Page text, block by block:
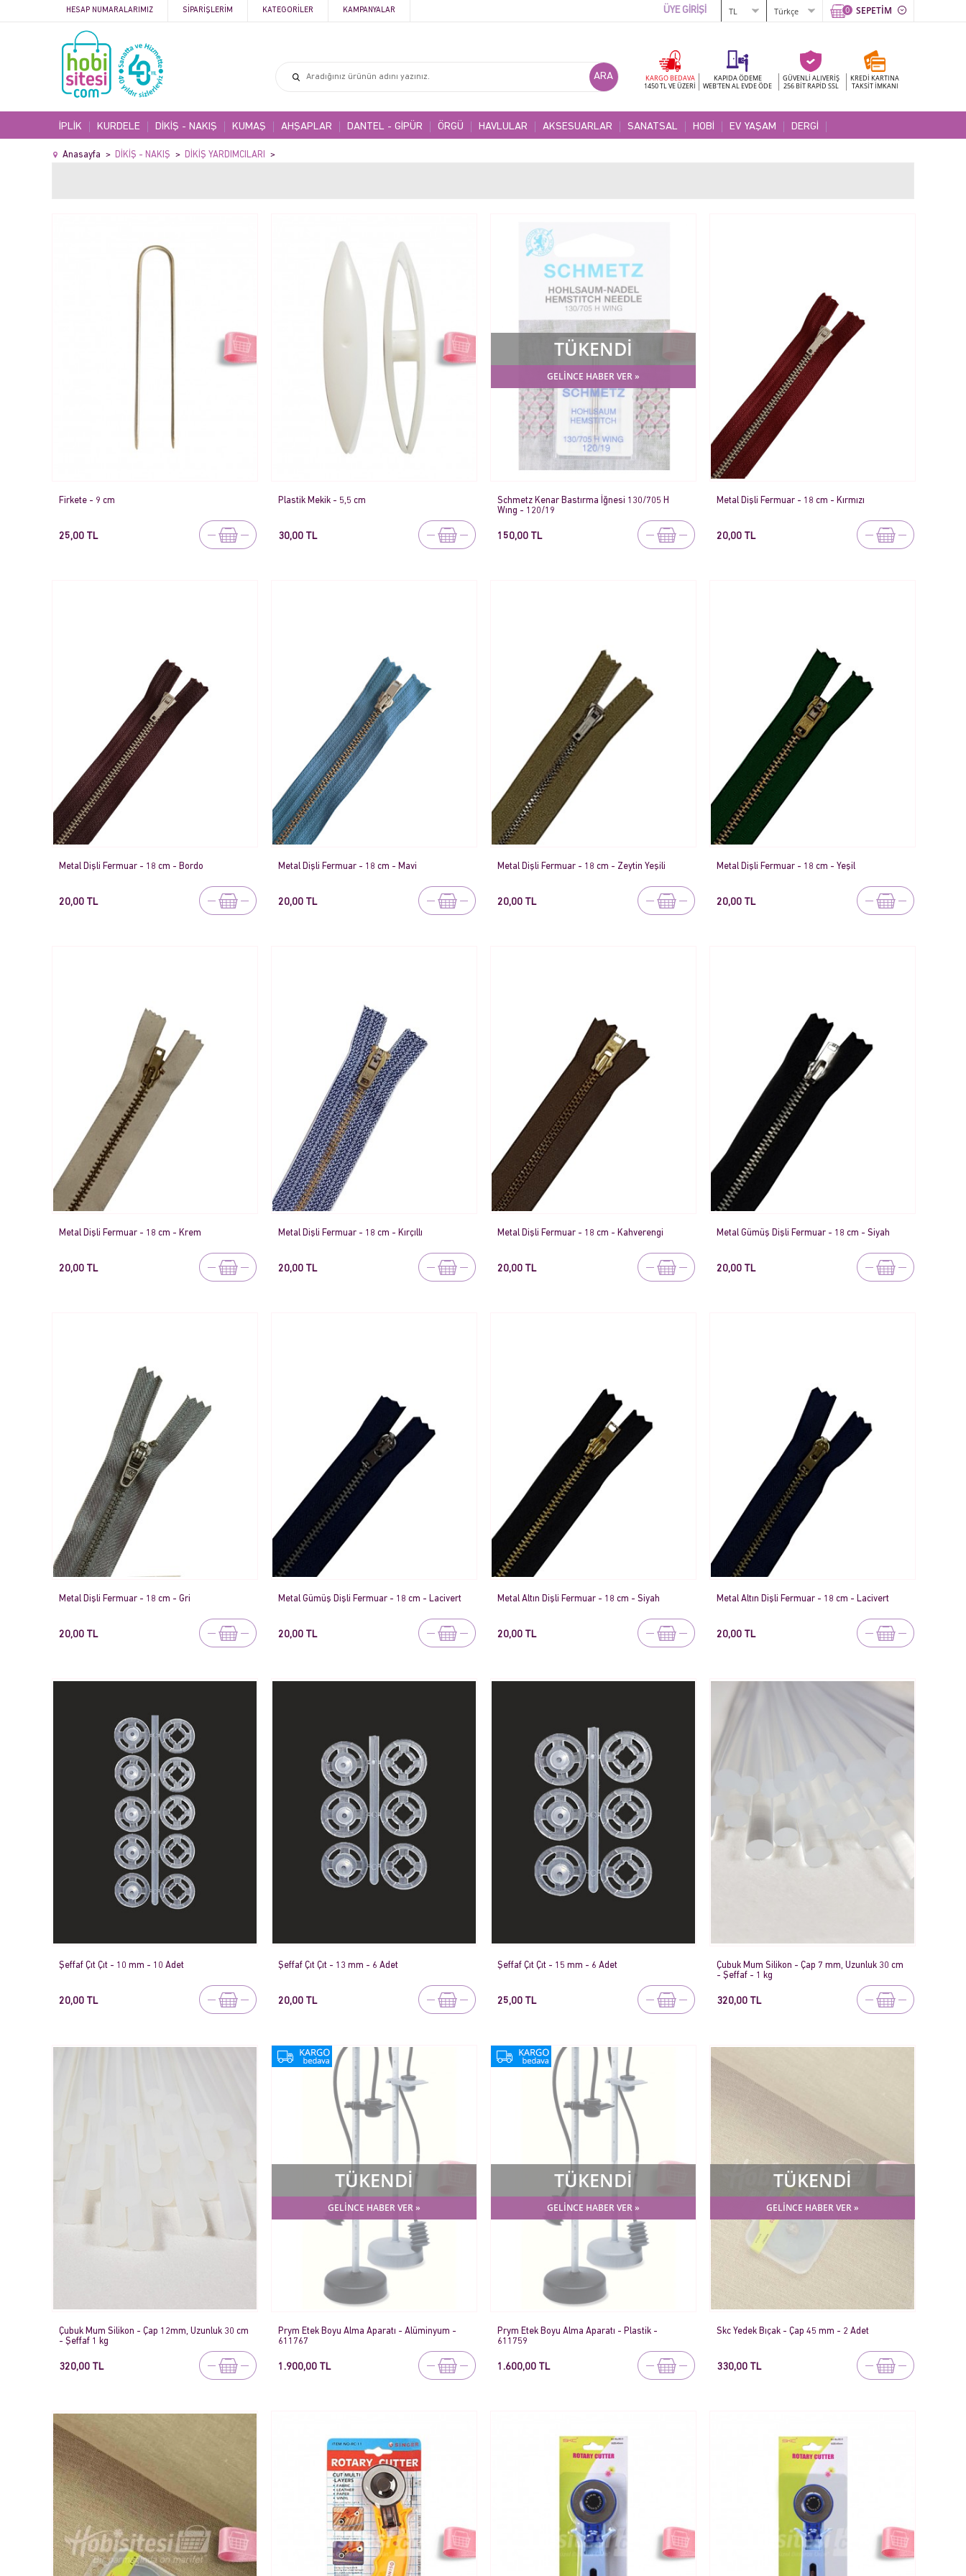
HESAP NUMARALARIMIZ SIPARIŞLERIM KATEGORILER KAMPANYALAR 0 SEPETİM
ÜYE GİRİŞİ
KARGO BEDAVA
1450 TL VE ÜZERİ
KAPIDA ÖDEME
WEB'TEN AL EVDE ÖDE
GÜVENLİ ALIVERİŞ
256 BİT RAPİD SSL
KREDİ KARTINA
TAKSİT İMKANI
İPLİK KURDELE DİKİŞ - NAKIŞ KUMAŞ AHŞAPLAR DANTEL - GİPÜR ÖRGÜ HAVLULAR AKSESUARLAR SANATSAL HOBİ EV YAŞAM DERGİ
Anasayfa DİKİŞ - NAKIŞ DİKİŞ YARDIMCILARI
Firkete - 9 cm
25,00 TL
Plastik Mekik - 5,5 cm
30,00 TL
TÜKENDİ
GELİNCE HABER VER »
Schmetz Kenar Bastırma İğnesi 130/705 H
Wıng - 120/19
150,00 TL
Metal Dişli Fermuar - 18 cm - Kırmızı
20,00 TL
Metal Dişli Fermuar - 18 cm - Bordo
20,00 TL
Metal Dişli Fermuar - 18 cm - Mavi
20,00 TL
Metal Dişli Fermuar - 18 cm - Zeytin Yeşili
20,00 TL
Metal Dişli Fermuar - 18 cm - Yeşil
20,00 TL
Metal Dişli Fermuar - 18 cm - Krem
20,00 TL
Metal Dişli Fermuar - 18 cm - Kırçıllı
20,00 TL
Metal Dişli Fermuar - 18 cm - Kahverengi
20,00 TL
Metal Gümüş Dişli Fermuar - 18 cm - Siyah
20,00 TL
Metal Dişli Fermuar - 18 cm - Gri
20,00 TL
Metal Gümüş Dişli Fermuar - 18 cm - Lacivert
20,00 TL
Metal Altın Dişli Fermuar - 18 cm - Siyah
20,00 TL
Metal Altın Dişli Fermuar - 18 cm - Lacivert
20,00 TL
Şeffaf Çıt Çıt - 10 mm - 10 Adet
20,00 TL
Şeffaf Çıt Çıt - 13 mm - 6 Adet
20,00 TL
Şeffaf Çıt Çıt - 15 mm - 6 Adet
25,00 TL
Çubuk Mum Silikon - Çap 7 mm, Uzunluk 30 cm
- Şeffaf - 1 kg
320,00 TL
Çubuk Mum Silikon - Çap 12mm, Uzunluk 30 cm
- Şeffaf 1 kg
320,00 TL
TÜKENDİ
GELİNCE HABER VER »
Prym Etek Boyu Alma Aparatı - Alüminyum -
611767
1.900,00 TL
TÜKENDİ
GELİNCE HABER VER »
Prym Etek Boyu Alma Aparatı - Plastik -
611759
1.600,00 TL
TÜKENDİ
GELİNCE HABER VER »
Skc Yedek Bıçak - Çap 45 mm - 2 Adet
330,00 TL